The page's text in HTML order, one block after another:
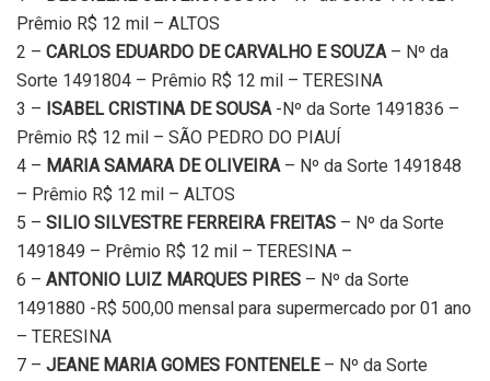
Prêmio R$ 12 mil – ALTOS
2 – CARLOS EDUARDO DE CARVALHO E SOUZA – Nº da
Sorte 1491804 – Prêmio R$ 12 mil – TERESINA
3 – ISABEL CRISTINA DE SOUSA -Nº da Sorte 1491836 –
Prêmio R$ 12 mil – SÃO PEDRO DO PIAUÍ
4 – MARIA SAMARA DE OLIVEIRA – Nº da Sorte 1491848
– Prêmio R$ 12 mil – ALTOS
5 – SILIO SILVESTRE FERREIRA FREITAS – Nº da Sorte
1491849 – Prêmio R$ 12 mil – TERESINA –
6 – ANTONIO LUIZ MARQUES PIRES – Nº da Sorte
1491880 -R$ 500,00 mensal para supermercado por 01 ano
– TERESINA
7 – JEANE MARIA GOMES FONTENELE– Nº da Sorte